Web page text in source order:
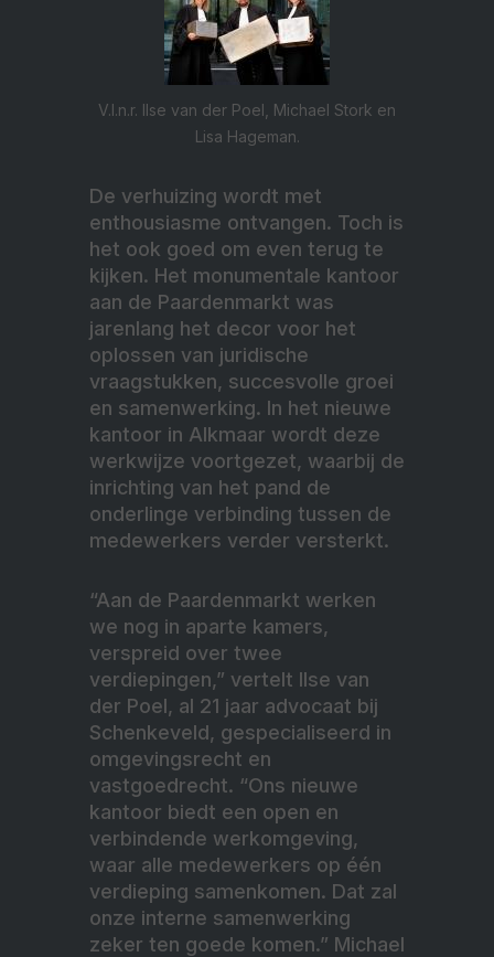
V.l.n.r. Ilse van der Poel, Michael Stork en
Lisa Hageman.
De verhuizing wordt met
enthousiasme ontvangen. Toch is
het ook goed om even terug te
kijken. Het monumentale kantoor
aan de Paardenmarkt was
jarenlang het decor voor het
oplossen van juridische
vraagstukken, succesvolle groei
en samenwerking. In het nieuwe
kantoor in Alkmaar wordt deze
werkwijze voortgezet, waarbij de
inrichting van het pand de
onderlinge verbinding tussen de
medewerkers verder versterkt.
“Aan de Paardenmarkt werken
we nog in aparte kamers,
verspreid over twee
verdiepingen,” vertelt Ilse van
der Poel, al 21 jaar advocaat bij
Schenkeveld, gespecialiseerd in
omgevingsrecht en
vastgoedrecht. “Ons nieuwe
kantoor biedt een open en
verbindende werkomgeving,
waar alle medewerkers op één
verdieping samenkomen. Dat zal
onze interne samenwerking
zeker ten goede komen.” Michael